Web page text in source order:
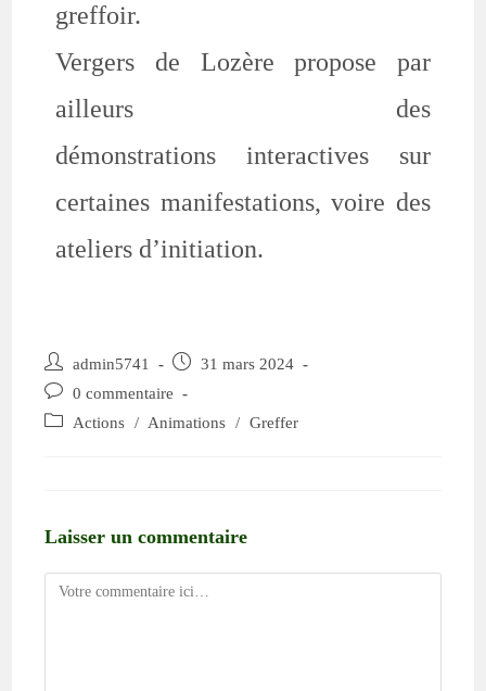
greffoir.
Vergers de Lozère propose par
ailleurs des
démonstrations interactives sur
certaines manifestations, voire des
ateliers d’initiation.
admin5741
31 mars 2024
0 commentaire
Actions / Animations / Greffer
Laisser un commentaire